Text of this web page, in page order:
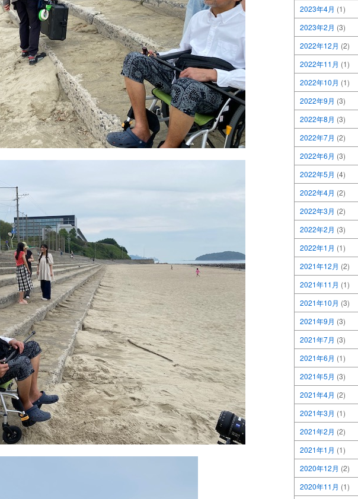
2023年4月 (1)
2023年2月 (3)
2022年12月 (2)
2022年11月 (1)
2022年10月 (1)
2022年9月 (3)
2022年8月 (3)
2022年7月 (2)
2022年6月 (3)
2022年5月 (4)
2022年4月 (2)
2022年3月 (2)
2022年2月 (3)
2022年1月 (1)
2021年12月 (2)
2021年11月 (1)
2021年10月 (3)
2021年9月 (3)
2021年7月 (3)
2021年6月 (1)
2021年5月 (3)
2021年4月 (2)
2021年3月 (1)
2021年2月 (2)
2021年1月 (1)
2020年12月 (2)
2020年11月 (1)